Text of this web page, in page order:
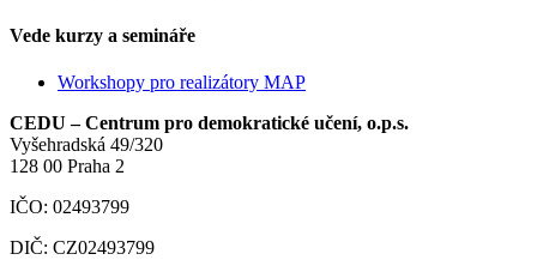
Vede kurzy a semináře
Workshopy pro realizátory MAP
CEDU – Centrum pro demokratické učení, o.p.s.
Vyšehradská 49/320
128 00 Praha 2
IČO: 02493799
DIČ: CZ02493799